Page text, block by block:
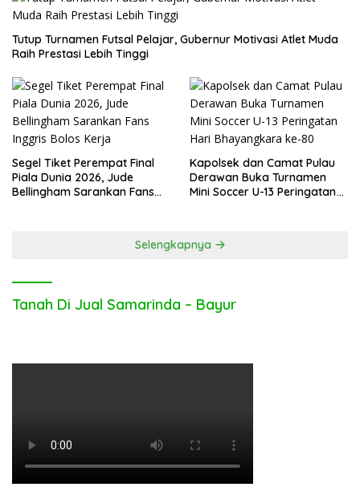
Tutup Turnamen Futsal Pelajar, Gubernur Motivasi Atlet Muda
Raih Prestasi Lebih Tinggi
Segel Tiket Perempat Final
Piala Dunia 2026, Jude
Bellingham Sarankan Fans
Kapolsek dan Camat Pulau
Derawan Buka Turnamen
Mini Soccer U-13 Peringatan
Selengkapnya
Tanah Di Jual Samarinda – Bayur